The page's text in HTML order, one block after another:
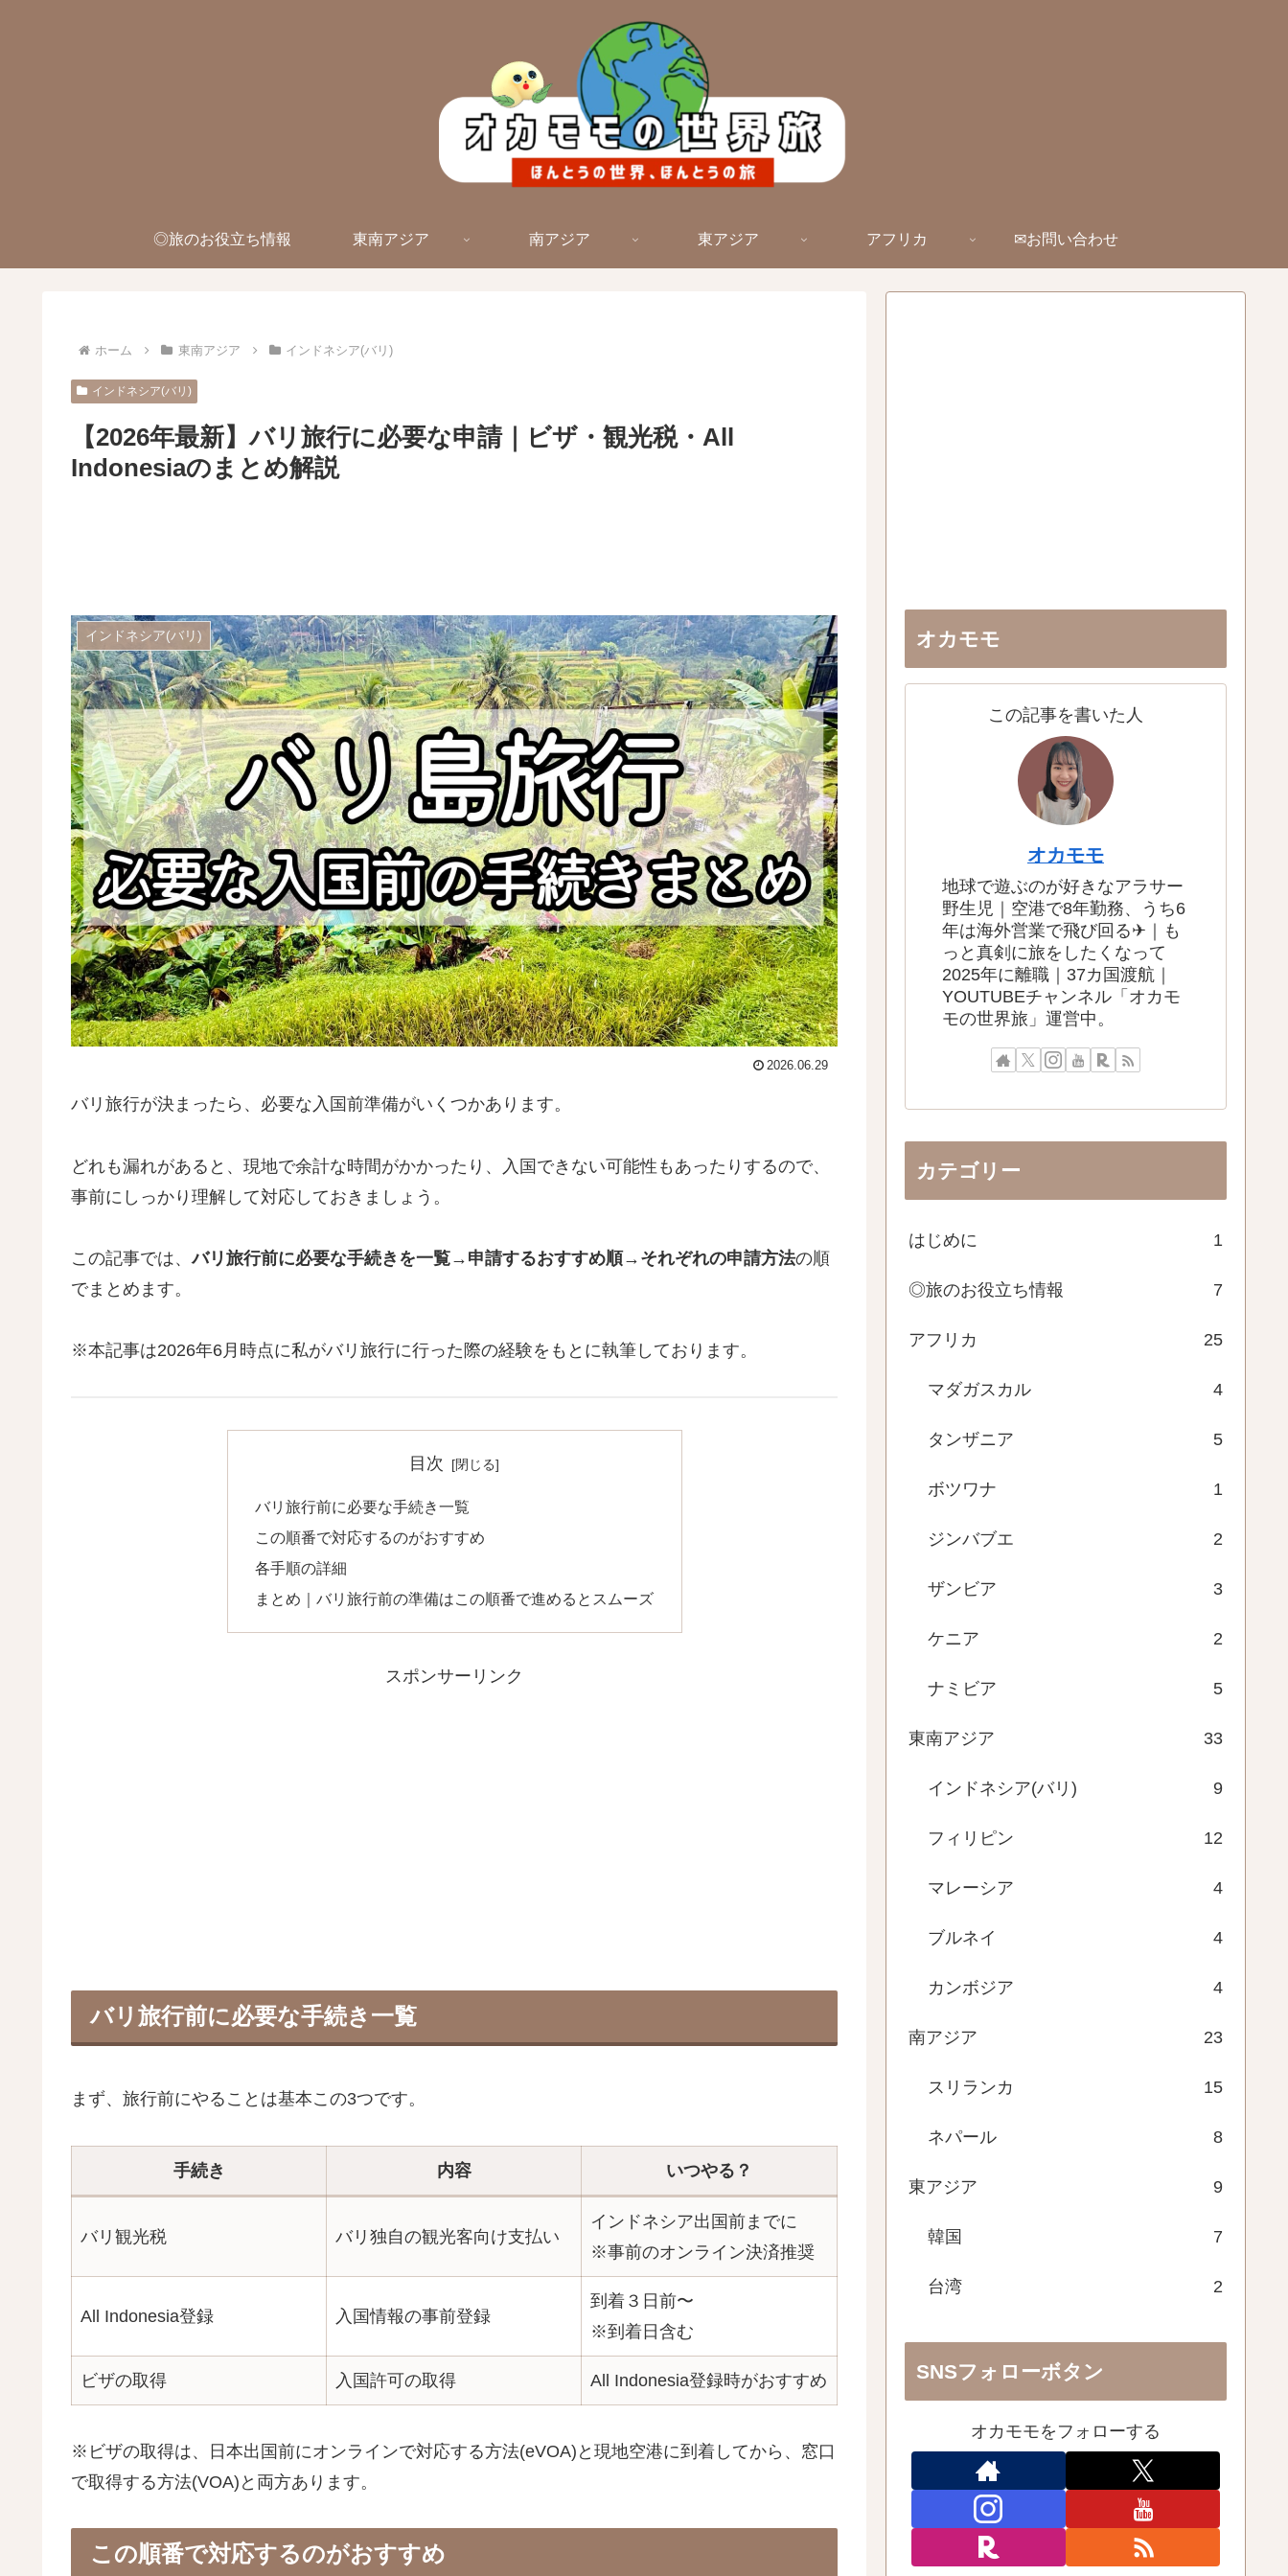
◎旅のお役立ち情報 東南アジア 南アジア 東アジア アフリカ ✉お問い合わせ
ホーム 東南アジア インドネシア(バリ)
インドネシア(バリ)
【2026年最新】バリ旅行に必要な申請｜ビザ・観光税・All
Indonesiaのまとめ解説
インドネシア(バリ)
2026.06.29
バリ旅行が決まったら、必要な入国前準備がいくつかあります。
どれも漏れがあると、現地で余計な時間がかかったり、入国できない可能性もあったりするので、
事前にしっかり理解して対応しておきましょう。
この記事では、バリ旅行前に必要な手続きを一覧→申請するおすすめ順→それぞれの申請方法の順
でまとめます。
※本記事は2026年6月時点に私がバリ旅行に行った際の経験をもとに執筆しております。
目次
バリ旅行前に必要な手続き一覧
この順番で対応するのがおすすめ
各手順の詳細
まとめ｜バリ旅行前の準備はこの順番で進めるとスムーズ
スポンサーリンク
バリ旅行前に必要な手続き一覧
まず、旅行前にやることは基本この3つです。
手続き 内容 いつやる？
バリ観光税 バリ独自の観光客向け支払い
インドネシア出国前までに
※事前のオンライン決済推奨
All Indonesia登録 入国情報の事前登録
到着３日前〜
※到着日含む
ビザの取得 入国許可の取得 All Indonesia登録時がおすすめ
※ビザの取得は、日本出国前にオンラインで対応する方法(eVOA)と現地空港に到着してから、窓口
で取得する方法(VOA)と両方あります。
この順番で対応するのがおすすめ
オカモモ
この記事を書いた人
オカモモ
地球で遊ぶのが好きなアラサー
野生児｜空港で8年勤務、うち6
年は海外営業で飛び回る✈｜も
っと真剣に旅をしたくなって
2025年に離職｜37カ国渡航｜
YOUTUBEチャンネル「オカモ
モの世界旅」運営中。
カテゴリー
はじめに 1
◎旅のお役立ち情報 7
アフリカ 25
マダガスカル 4
タンザニア 5
ボツワナ 1
ジンバブエ 2
ザンビア 3
ケニア 2
ナミビア 5
東南アジア 33
インドネシア(バリ) 9
フィリピン 12
マレーシア 4
ブルネイ 4
カンボジア 4
南アジア 23
スリランカ 15
ネパール 8
東アジア 9
韓国 7
台湾 2
SNSフォローボタン
オカモモをフォローする